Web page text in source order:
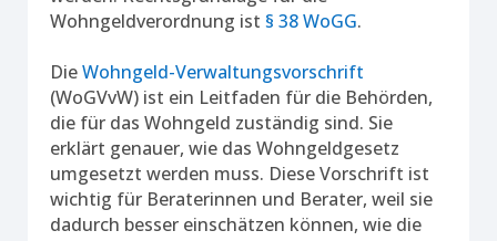
Wohngeldverordnung ist § 38 WoGG.
DieWohngeld-Verwaltungsvorschrift
(WoGVvW) ist ein Leitfaden für die Behörden,
die für das Wohngeld zuständig sind. Sie
erklärt genauer, wie das Wohngeldgesetz
umgesetzt werden muss. Diese Vorschrift ist
wichtig für Beraterinnen und Berater, weil sie
dadurch besser einschätzen können, wie die